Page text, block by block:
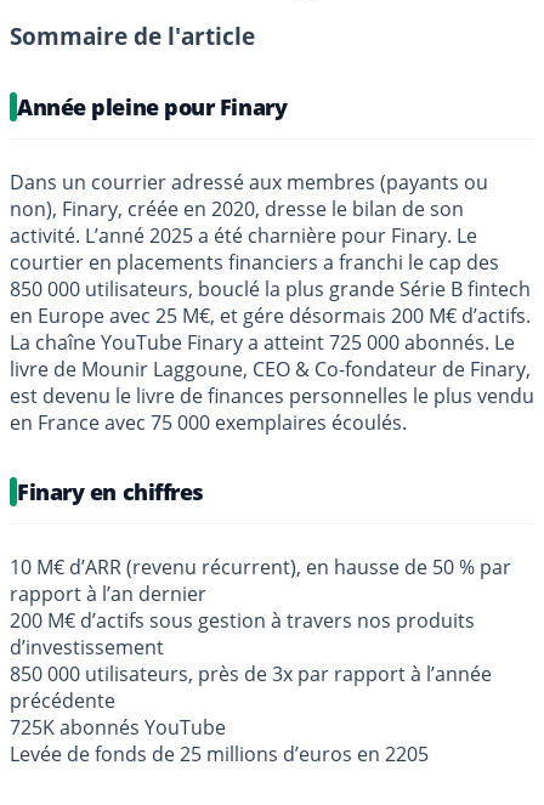
Sommaire de l'article
Année pleine pour Finary
Dans un courrier adressé aux membres (payants ou
non), Finary, créée en 2020, dresse le bilan de son
activité. L’anné 2025 a été charnière pour Finary. Le
courtier en placements financiers a franchi le cap des
850 000 utilisateurs, bouclé la plus grande Série B fintech
en Europe avec 25 M€, et gére désormais 200 M€ d’actifs.
La chaîne YouTube Finary a atteint 725 000 abonnés. Le
livre de Mounir Laggoune, CEO & Co-fondateur de Finary,
est devenu le livre de finances personnelles le plus vendu
en France avec 75 000 exemplaires écoulés.
Finary en chiffres
10 M€ d’ARR (revenu récurrent), en hausse de 50 % par
rapport à l’an dernier
200 M€ d’actifs sous gestion à travers nos produits
d’investissement
850 000 utilisateurs, près de 3x par rapport à l’année
précédente
725K abonnés YouTube
Levée de fonds de 25 millions d’euros en 2205